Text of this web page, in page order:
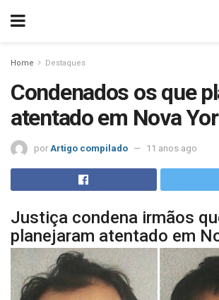
Home Destaques
Condenados os que
atentado em Nova
por Artigo compilado 11 anos ago
Justiça condena irmãos
planejaram atentado em